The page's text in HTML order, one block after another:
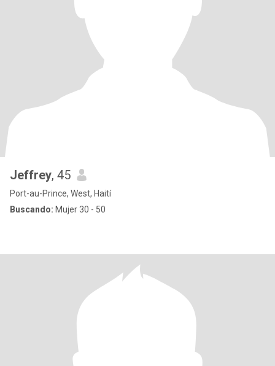
Jeffrey, 45
Port-au-Prince, West, Haití
Buscando: Mujer 30 - 50